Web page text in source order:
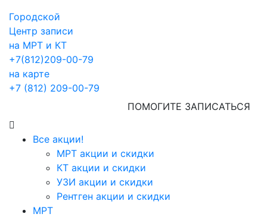
Городской
Центр записи
на МРТ и КТ
+7(812)209-00-79
на карте
+7 (812) 209-00-79
ПОМОГИТЕ ЗАПИСАТЬСЯ
Все акции!
МРТ акции и скидки
КТ акции и скидки
УЗИ акции и скидки
Рентген акции и скидки
МРТ